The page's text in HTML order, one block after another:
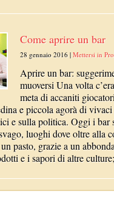
Come aprire un bar
28 gennaio 2016 |Mettersi in
Aprire un bar:
muoversi Una volta
meta di accaniti
e piccola agorà di
e sulla politica. Oggi i bar
luoghi dove oltre alla
pasto, grazie a un
e i sapori di altre